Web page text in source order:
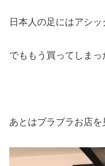
日本人の足にはアシ
でももう買ってしま
あとはブラブラお店